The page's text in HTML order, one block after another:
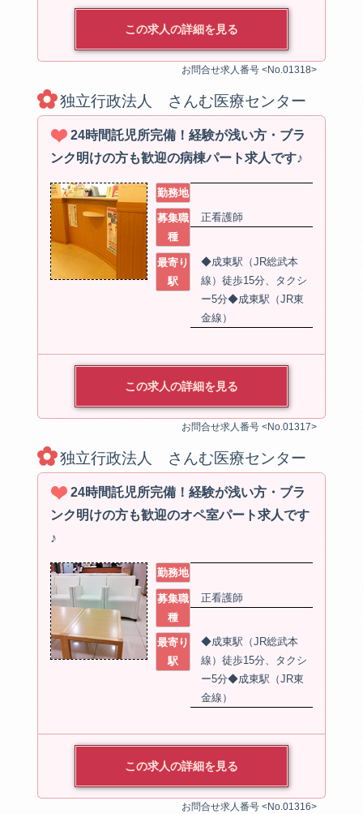
この求人の詳細を見る
お問合せ求人番号 <No.01318>
独立行政法人 さんむ医療センター
24時間託児所完備！経験が浅い方・ブラ
ンク明けの方も歓迎の病棟パート求人です♪
勤務地
募集職
種
正看護師
最寄り
駅
◆成東駅（JR総武本
線）徒歩15分、タクシ
ー5分◆成東駅（JR東
金線）
この求人の詳細を見る
お問合せ求人番号 <No.01317>
独立行政法人 さんむ医療センター
24時間託児所完備！経験が浅い方・ブラ
ンク明けの方も歓迎のオペ室パート求人です
♪
勤務地
募集職
種
正看護師
最寄り
駅
◆成東駅（JR総武本
線）徒歩15分、タクシ
ー5分◆成東駅（JR東
金線）
この求人の詳細を見る
お問合せ求人番号 <No.01316>